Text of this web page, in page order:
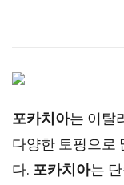
포카치아는 이탈
다양한 토핑으로
다. 포카치아는